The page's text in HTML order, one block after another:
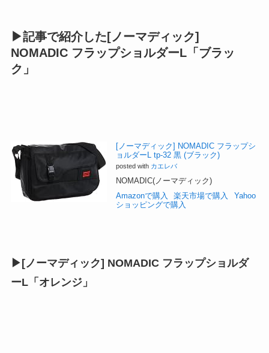
▶︎記事で紹介した[ノーマディック]
NOMADIC フラップショルダーL​「ブラッ
ク」
[ノーマディック] NOMADIC フラップシ
ョルダーL tp-32 黒 (ブラック)
posted with カエレバ
NOMADIC(ノーマディック)
Amazonで購入
楽天市場で購入
Yahoo
ショッピングで購入
▶︎[ノーマディック] NOMADIC フラップショルダ
ーL​「オレンジ」